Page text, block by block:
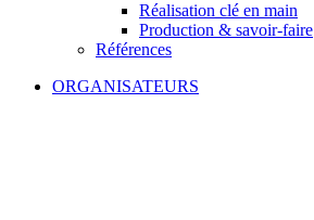
Réalisation clé en main
Production & savoir-faire
Références
ORGANISATEURS